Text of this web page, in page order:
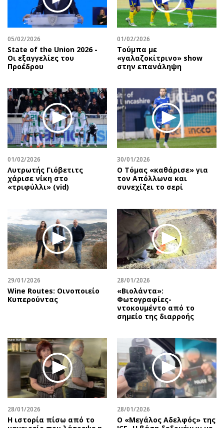
05/02/2026
State of the Union 2026 -
Οι εξαγγελίες του
Προέδρου
01/02/2026
Τούμπα με
«γαλαζοκίτρινο» show
στην επανάληψη
01/02/2026
Λυτρωτής Γιόβετιτς
χάρισε νίκη στο
«τριφύλλι» (vid)
30/01/2026
Ο Τόμας «καθάρισε» για
τον Απόλλωνα και
συνεχίζει το σερί
29/01/2026
Wine Routes: Οινοποιείο
Κυπερούντας
28/01/2026
«Βιολάντα»:
Φωτογραφίες-
ντοκουμέντο από το
σημείο της διαρροής
28/01/2026
Η ιστορία πίσω από το
28/01/2026
Ο «Μεγάλος Αδελφός» της